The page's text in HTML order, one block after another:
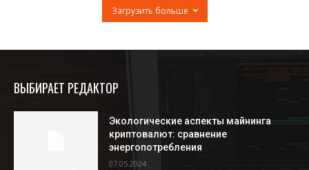
Загрузить больше
ВЫБИРАЕТ РЕДАКТОР
Экологические аспекты майнинга
криптовалют: сравнение
энергопотребления
07.05.2024